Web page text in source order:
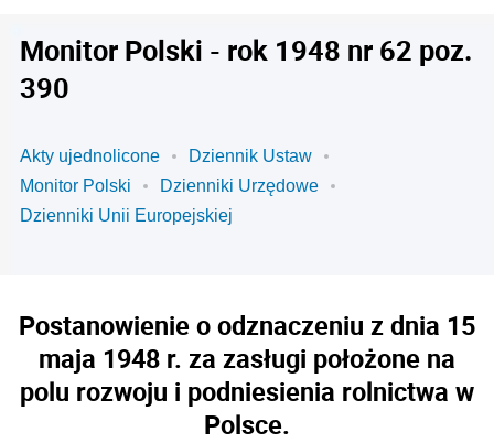
Monitor Polski - rok 1948 nr 62 poz.
390
Akty ujednolicone
Dziennik Ustaw
Monitor Polski
Dzienniki Urzędowe
Dzienniki Unii Europejskiej
Postanowienie o odznaczeniu z dnia 15
maja 1948 r. za zasługi położone na
polu rozwoju i podniesienia rolnictwa w
Polsce.